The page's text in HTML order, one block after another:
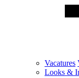
Vacatures
Looks &